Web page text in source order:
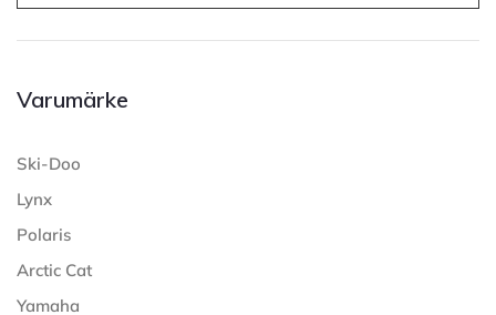
Varumärke
Ski-Doo
Lynx
Polaris
Arctic Cat
Yamaha